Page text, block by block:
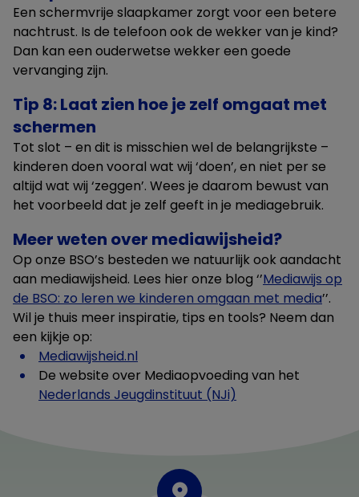
Een schermvrije slaapkamer zorgt voor een betere
nachtrust. Is de telefoon ook de wekker van je kind?
Dan kan een ouderwetse wekker een goede
vervanging zijn.
Tip 8: Laat zien hoe je zelf omgaat met
schermen
Tot slot – en dit is misschien wel de belangrijkste –
kinderen doen vooral wat wij ‘doen’, en niet per se
altijd wat wij ‘zeggen’. Wees je daarom bewust van
het voorbeeld dat je zelf geeft in je mediagebruik.
Meer weten over mediawijsheid?
Op onze BSO’s besteden we natuurlijk ook aandacht
aan mediawijsheid. Lees hier onze blog ‘’Mediawijs op
de BSO: zo leren we kinderen omgaan met media’’.
Wil je thuis meer inspiratie, tips en tools? Neem dan
een kijkje op:
Mediawijsheid.nl
De website over Mediaopvoeding van het
Nederlands Jeugdinstituut (NJi)